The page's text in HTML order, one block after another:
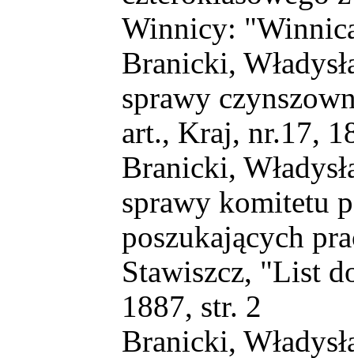
Winnicy:
Branicki,
sprawy
art., Kraj, nr.17,
Branicki,
sprawy komitetu
poszukających
Stawiszcz, "List
1887, str. 2
Branicki,